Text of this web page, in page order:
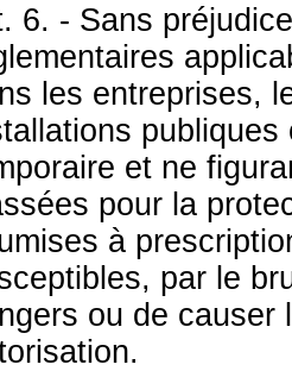
6. - Sans
les entreprises,
et ne
pour la
à
par le
ou de causer